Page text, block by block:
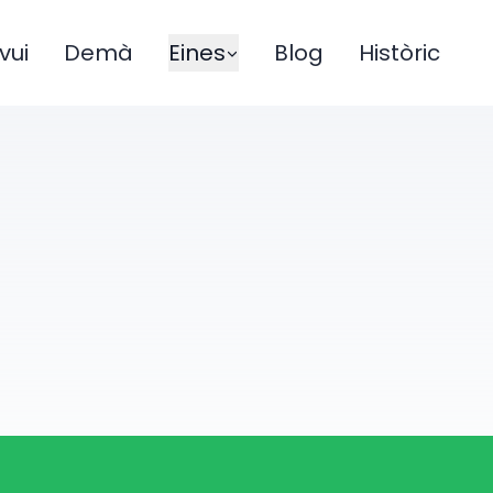
Demà Eines Blog Històric